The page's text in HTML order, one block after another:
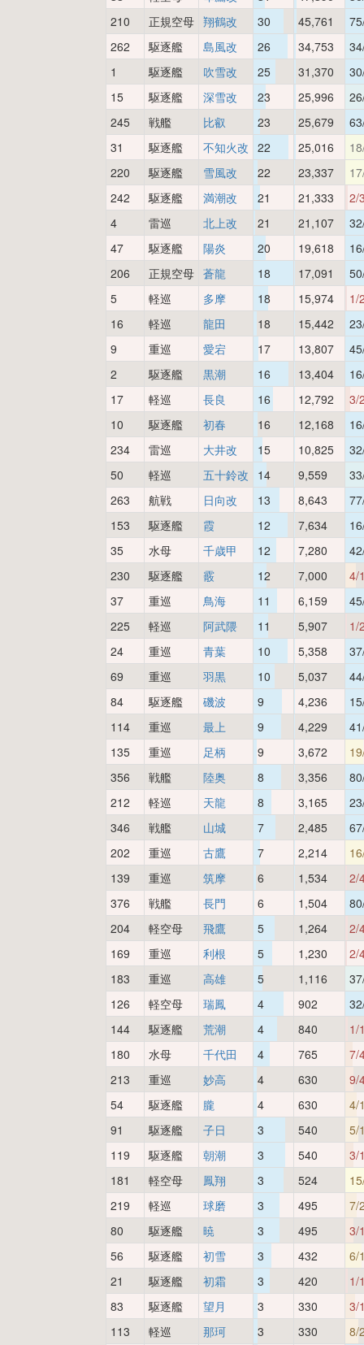
210
正規空母 翔鶴改 30 45,761
262
駆逐艦 島風改 26 34,753
1
駆逐艦 吹雪改 25 31,370
15
駆逐艦 深雪改 23 25,996
245
戦艦 比叡 23 25,679
31
駆逐艦 不知火改 22 25,016
220
駆逐艦 雪風改 22 23,337
242
駆逐艦 満潮改 21 21,333
2/
4
雷巡 北上改 21 21,107
47
駆逐艦 陽炎 20 19,618
206
正規空母 蒼龍 18 17,091
5
軽巡 多摩 18 15,974
1/
16
軽巡 龍田 18 15,442
9
重巡 愛宕 17 13,807
2
駆逐艦 黒潮 16 13,404
17
軽巡 長良 16 12,792
3/
10
駆逐艦 初春 16 12,168
234
雷巡 大井改 15 10,825
50
軽巡 五十鈴改 14 9,559
263
航戦 日向改 13 8,643
153
駆逐艦 霞 12 7,634
35
水母 千歳甲 12 7,280
230
駆逐艦 霰 12 7,000
4/
37
重巡 鳥海 11 6,159
225
軽巡 阿武隈 11 5,907
1/
24
重巡 青葉 10 5,358
69
重巡 羽黒 10 5,037
84
駆逐艦 磯波 9 4,236
114
重巡 最上 9 4,229
135
重巡 足柄 9 3,672
356
戦艦 陸奥 8 3,356
212
軽巡 天龍 8 3,165
346
戦艦 山城 7 2,485
202
重巡 古鷹 7 2,214
139
重巡 筑摩 6 1,534
2/
376
戦艦 長門 6 1,504
204
軽空母 飛鷹 5 1,264
2/
169
重巡 利根 5 1,230
2/
183
重巡 高雄 5 1,116
126
軽空母 瑞鳳 4 902
144
駆逐艦 荒潮 4 840
1/
180
水母 千代田 4 765
7/
213
重巡 妙高 4 630
9/
54
駆逐艦 朧 4 630
4/
91
駆逐艦 子日 3 540
5/
119
駆逐艦 朝潮 3 540
3/
181
軽空母 鳳翔 3 524
219
軽巡 球磨 3 495
7/
80
駆逐艦 暁 3 495
3/
56
駆逐艦 初雪 3 432
6/
21
駆逐艦 初霜 3 420
1/
83
駆逐艦 望月 3 330
3/
113
軽巡 那珂 3 330 8/